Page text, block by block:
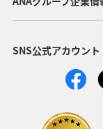
SNS公式アカウント